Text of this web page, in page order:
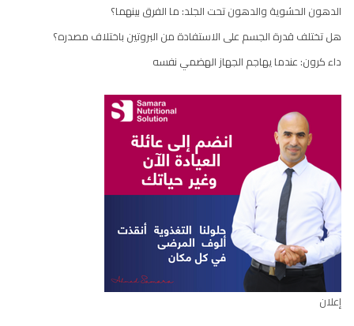
الدهون الحشوية والدهون تحت الجلد: ما الفرق بينهما؟
هل تختلف قدرة الجسم على الاستفادة من البروتين باختلاف مصدره؟
داء كرون: عندما يهاجم الجهاز الهضمي نفسه
إعلان